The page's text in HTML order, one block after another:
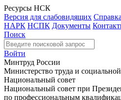
Ресурсы НСК
Версия для слабовидящих Справка
НАРК НСПК Документы
Поиск
Войти
Минтруд России
Министерство труда и
Национальный совет
Национальный совет при
по профессиональным